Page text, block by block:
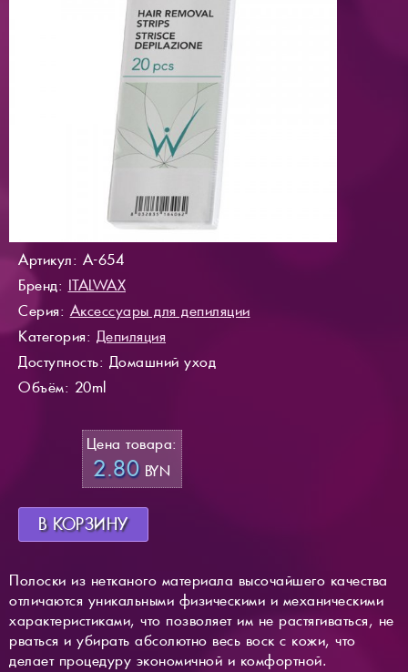
Артикул: A-654
Бренд: ITALWAX
Серия: Аксессуары для депиляции
Категория: Депиляция
Доступность: Домашний уход
Объём: 20ml
Цена товара:
2.80BYN
В КОРЗИНУ
Полоски из нетканого материала высочайшего качества
отличаются уникальными физическими и механическими
характеристиками, что позволяет им не растягиваться, не
рваться и убирать абсолютно весь воск с кожи, что
делает процедуру экономичной и комфортной.